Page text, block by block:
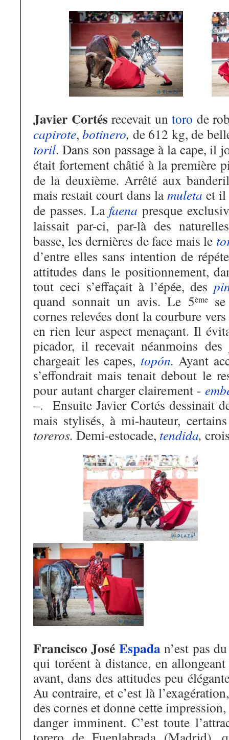
Javier Cortésrecevait un toro de
capirote,botinero, de 612 kg, de
toril. Dans son passage à la cape, il
était fortement châtié à la première
de la deuxième. Arrêté aux
mais restait court dans lamuleta et il
de passes. La faena presque
laissait par-ci, par-là des
basse, les dernières de face mais le
d’entre elles sans intention de
attitudes dans le positionnement,
tout ceci s’effaçait à l’épée, des
quand sonnait un avis. Le 5èmese
cornes relevées dont la courbure
en rien leur aspect menaçant. Il
picador, il recevait néanmoins des
chargeait les capes, topón. Ayant
s’effondrait mais tenait debout le
pour autant charger clairement -
–. Ensuite Javier Cortés dessinait
mais stylisés, à mi-hauteur,
toreros. Demi-estocade, tendida,
Francisco José Espada n’est pas
qui toréent à distance, en
avant, dans des attitudes peu
Au contraire, et c’est là
des cornes et donne cette
danger imminent. C’est toute